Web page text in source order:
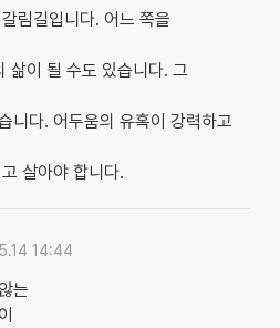
림길입니다. 어느 쪽을
삶이 될 수도 있습니다. 그
니다. 어두움의 유혹이 강력하고
살아야 합니다.
14:44
는